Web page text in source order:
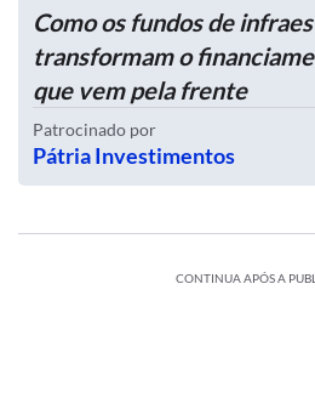
Como os fundos de
transformam o
que vem pela frente
Patrocinado por
Pátria Investimentos
CONTINUA APÓS A